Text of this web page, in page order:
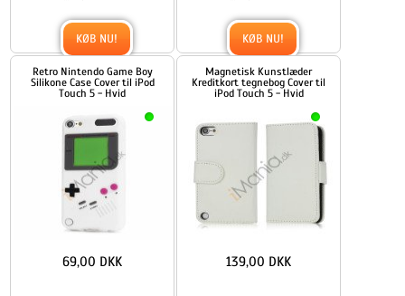
KØB NU! KØB NU!
Retro Nintendo Game Boy
Silikone Case Cover til iPod
Touch 5 - Hvid
69,00 DKK
Magnetisk Kunstlæder
Kreditkort tegnebog Cover til
iPod Touch 5 - Hvid
139,00 DKK